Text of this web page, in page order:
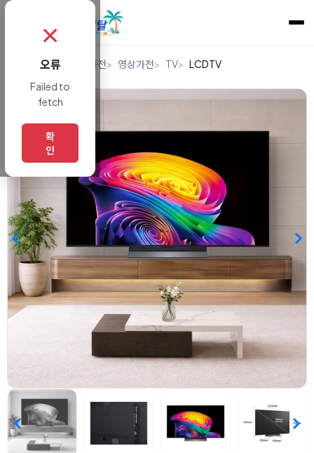
렌탈 디지털/가전 영상가전 TV LCDTV
✗
오류
Failed to
fetch
확
인